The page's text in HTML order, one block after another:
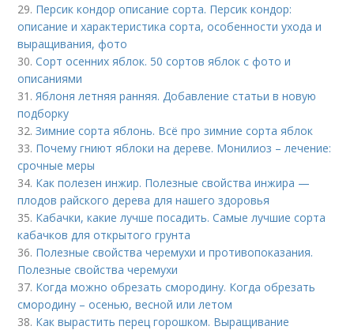
29. Персик кондор описание сорта. Персик кондор:
описание и характеристика сорта, особенности ухода и
выращивания, фото
30.Сорт осенних яблок. 50 сортов яблок с фото и
описаниями
31. Яблоня летняя ранняя. Добавление статьи в новую
подборку
32.Зимние сорта яблонь. Всё про зимние сорта яблок
33. Почему гниют яблоки на дереве. Монилиоз – лечение:
срочные меры
34. Как полезен инжир. Полезные свойства инжира —
плодов райского дерева для нашего здоровья
35. Кабачки, какие лучше посадить. Самые лучшие сорта
кабачков для открытого грунта
36. Полезные свойства черемухи и противопоказания.
Полезные свойства черемухи
37. Когда можно обрезать смородину. Когда обрезать
смородину – осенью, весной или летом
38. Как вырастить перец горошком. Выращивание